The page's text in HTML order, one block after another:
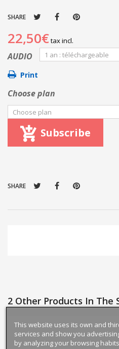
SHARE
22,50€tax incl.
AUDIO
Print
Choose plan
Subscribe
SHARE
2 Other Products In The
This website uses its own and
services and show you
by analyzing your browsing